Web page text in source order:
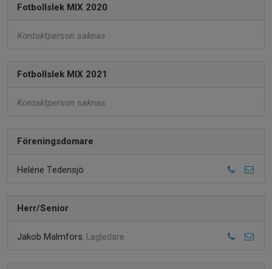
Fotbollslek MIX 2020
Kontaktperson saknas
Fotbollslek MIX 2021
Kontaktperson saknas
Föreningsdomare
Heléne Tedensjö
Herr/Senior
Jakob Malmfors, Lagledare